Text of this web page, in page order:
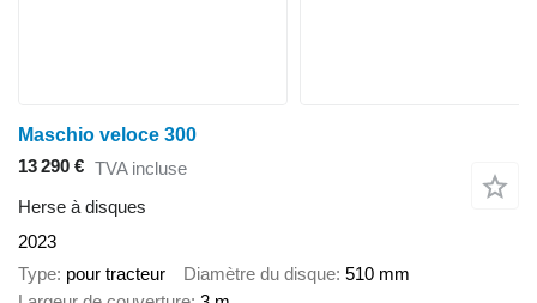
Maschio veloce 300
13 290 € TVA incluse
Herse à disques
2023
Type pour tracteur Diamètre du disque 510 mm